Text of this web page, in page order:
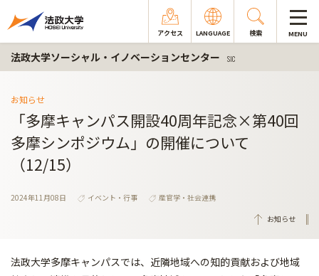
アクセス LANGUAGE 検索 MENU
法政大学ソーシャル・イノベーションセンター SIC
お知らせ
「多摩キャンパス開設40周年記念×第40回
多摩シンポジウム」の開催について
（12/15）
2024年11月08日 イベント・行事
産官学・社会連携
お知らせ
法政大学多摩キャンパスでは、近隣地域への知的貢献および地域